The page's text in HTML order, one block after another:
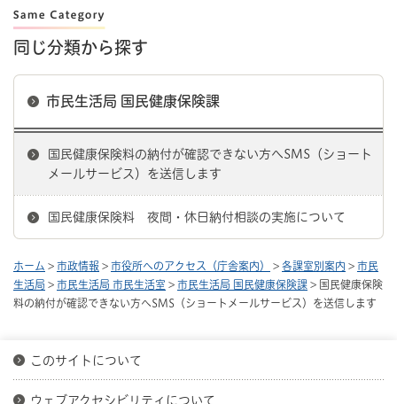
同じ分類から探す
市民生活局 国民健康保険課
国民健康保険料の納付が確認できない方へSMS（ショート
メールサービス）を送信します
国民健康保険料 夜間・休日納付相談の実施について
ホーム > 市政情報 > 市役所へのアクセス（庁舎案内） > 各課室別案内 > 市民
生活局 > 市民生活局 市民生活室 > 市民生活局 国民健康保険課 > 国民健康保険
料の納付が確認できない方へSMS（ショートメールサービス）を送信します
このサイトについて
ウェブアクセシビリティについて